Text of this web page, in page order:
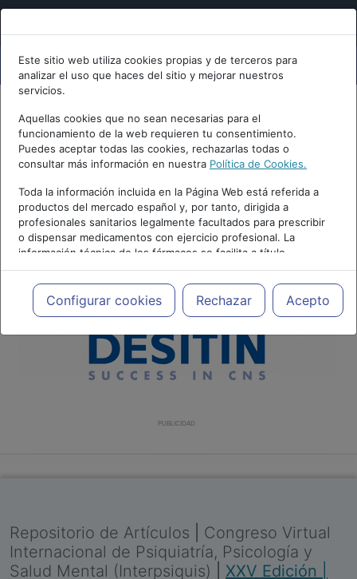
Este sitio web utiliza cookies propias y de terceros para
analizar el uso que haces del sitio y mejorar nuestros
servicios.
Aquellas cookies que no sean necesarias para el
funcionamiento de la web requieren tu consentimiento.
Puedes aceptar todas las cookies, rechazarlas todas o
consultar más información en nuestra Política de Cookies.
Toda la información incluida en la Página Web está referida a
productos del mercado español y, por tanto, dirigida a
profesionales sanitarios legalmente facultados para prescribir
o dispensar medicamentos con ejercicio profesional. La
información técnica de los fármacos se facilita a título
meramente informativo, siendo responsabilidad de los
profesionales facultados prescribir medicamentos y decidir, en
cada caso concreto, el tratamiento más adecuado a las
necesidades del paciente.
Configurar cookies Rechazar Acepto
PUBLICIDAD
Repositorio de Artículos
Congreso Virtual
Internacional de Psiquiatría, Psicología y
Salud Mental (Interpsiquis)
XXV Edición |